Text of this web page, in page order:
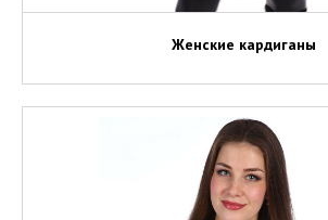
Женские кардиганы